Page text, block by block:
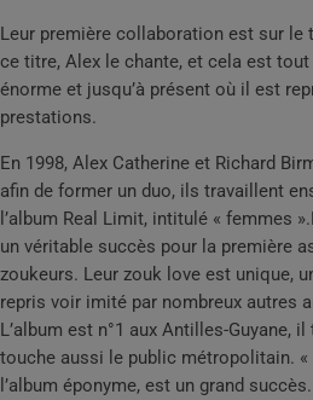
Leur première collaboration est sur le
ce titre, Alex le chante, et cela est
énorme et jusqu’à présent où il est
prestations.
En 1998, Alex Catherine et Richard
afin de former un duo, ils travaillent
l’album Real Limit, intitulé « femmes
un véritable succès pour la première
zoukeurs. Leur zouk love est unique,
repris voir imité par nombreux autres
L’album est n°1 aux Antilles-Guyane,
touche aussi le public métropolitain. «
l’album éponyme, est un grand